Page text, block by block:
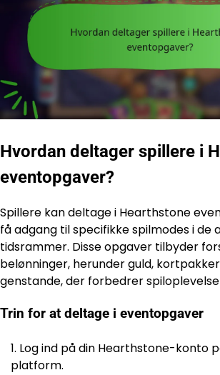
Hvordan deltager spillere i
eventopgaver?
Spillere kan deltage i Hearthstone
få adgang til specifikke spilmodes i de
tidsrammer. Disse opgaver tilbyder
belønninger, herunder guld,
genstande, der forbedrer
Trin for at deltage i eventopgaver
Log ind på din Hearthstone-konto
platform.